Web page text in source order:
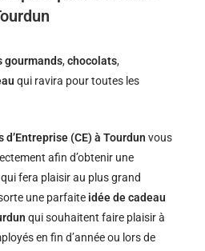
gourmands,chocolats,
qui ravira pour toutes les
d’Entreprise (CE) à Tourdun vous
afin d’obtenir une
fera plaisir au plus grand
une parfaite idée de cadeau
qui souhaitent faire plaisir à
en fin d’année ou lors de